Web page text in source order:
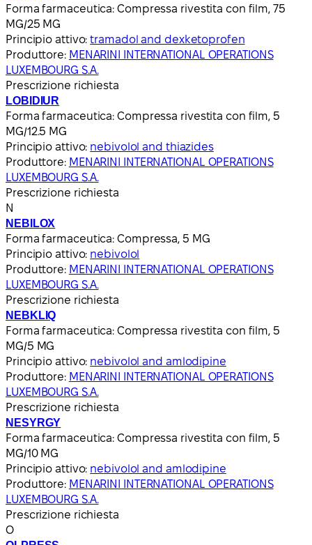
Forma farmaceutica: Compressa rivestita con film, 75
MG/25 MG
Principio attivo:tramadol and dexketoprofen
Produttore: MENARINI INTERNATIONAL OPERATIONS
LUXEMBOURG S.A.
Prescrizione richiesta
LOBIDIUR
Forma farmaceutica: Compressa rivestita con film, 5
MG/12.5 MG
Principio attivo: nebivolol and thiazides
Produttore: MENARINI INTERNATIONAL OPERATIONS
LUXEMBOURG S.A.
Prescrizione richiesta
N
NEBILOX
Forma farmaceutica: Compressa, 5 MG
Principio attivo: nebivolol
Produttore: MENARINI INTERNATIONAL OPERATIONS
LUXEMBOURG S.A.
Prescrizione richiesta
NEBKLIQ
Forma farmaceutica: Compressa rivestita con film, 5
MG/5 MG
Principio attivo: nebivolol and amlodipine
Produttore: MENARINI INTERNATIONAL OPERATIONS
LUXEMBOURG S.A.
Prescrizione richiesta
NESYRGY
Forma farmaceutica: Compressa rivestita con film, 5
MG/10 MG
Principio attivo: nebivolol and amlodipine
Produttore: MENARINI INTERNATIONAL OPERATIONS
LUXEMBOURG S.A.
Prescrizione richiesta
O